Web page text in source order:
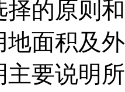
择的原则
地面积及
主要说明